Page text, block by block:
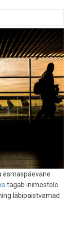
esmaspäevane
tagab inimestele
läbipaistvamad